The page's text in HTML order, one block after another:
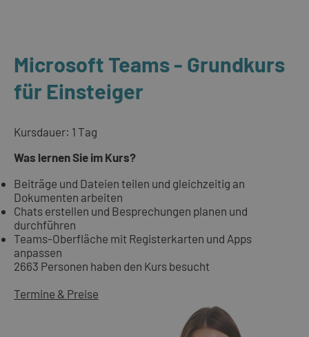
Microsoft Teams - Grundkurs
für Einsteiger
Kursdauer: 1 Tag
Was lernen Sie im Kurs?
Beiträge und Dateien teilen und gleichzeitig an
Dokumenten arbeiten
Chats erstellen und Besprechungen planen und
durchführen
Teams-Oberfläche mit Registerkarten und Apps
anpassen
2663 Personen haben den Kurs besucht
Termine & Preise